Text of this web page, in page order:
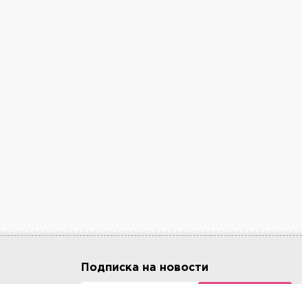
Подписка на новости